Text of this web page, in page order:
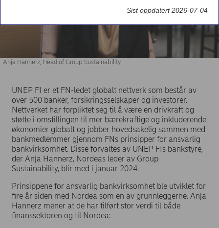
Anja Hannerz, Head of Group Sustainability.
UNEP FI er et FN-ledet globalt nettverk som består av
over 500 banker, forsikringsselskaper og investorer.
Nettverket har forpliktet seg til å være en drivkraft og
støtte i omstillingen til mer bærekraftige og inkluderende
økonomier globalt og jobber hovedsakelig sammen med
bankmedlemmer gjennom FNs prinsipper for ansvarlig
bankvirksomhet. Disse forvaltes av UNEP FIs bankstyre,
der Anja Hannerz, Nordeas leder av Group
Sustainability, blir med i januar 2024.
Prinsippene for ansvarlig bankvirksomhet ble utviklet for
fire år siden med Nordea som en av grunnleggerne. Anja
Hannerz mener at de har tilført stor verdi til både
finanssektoren og til Nordea:
Sist oppdatert 2026-07-04